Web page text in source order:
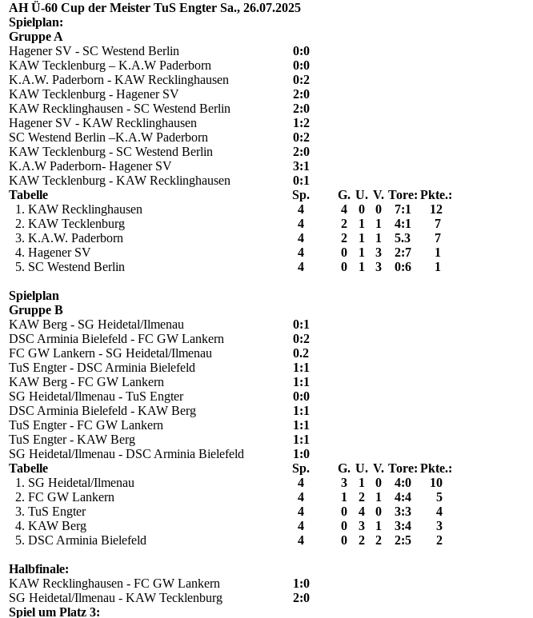
AH Ü-60 Cup der Meister TuS Engter Sa., 26.07.2025
Spielplan:
Gruppe A
Hagener SV - SC Westend Berlin
0:0
KAW Tecklenburg – K.A.W Paderborn
0:0
K.A.W. Paderborn - KAW Recklinghausen
0:2
KAW Tecklenburg - Hagener SV
2:0
KAW Recklinghausen - SC Westend Berlin
2:0
Hagener SV - KAW Recklinghausen
1:2
SC Westend Berlin –K.A.W Paderborn
0:2
KAW Tecklenburg - SC Westend Berlin
2:0
K.A.W Paderborn- Hagener SV
3:1
KAW Tecklenburg - KAW Recklinghausen
0:1
Tabelle
Sp. G. U. V. Tore: Pkte.:
1. KAW Recklinghausen
4 4 0 0 7:1
12
2. KAW Tecklenburg
4 2 1 1 4:1
7
3. K.A.W. Paderborn
4 2 1 1 5.3
7
4. Hagener SV
4 0 1 3 2:7
1
5. SC Westend Berlin
4 0 1 3 0:6 1
Spielplan
Gruppe B
KAW Berg - SG Heidetal/Ilmenau
0:1
DSC Arminia Bielefeld - FC GW Lankern
0:2
FC GW Lankern - SG Heidetal/Ilmenau
0.2
TuS Engter - DSC Arminia Bielefeld
1:1
KAW Berg - FC GW Lankern
1:1
SG Heidetal/Ilmenau - TuS Engter
0:0
DSC Arminia Bielefeld - KAW Berg
1:1
TuS Engter - FC GW Lankern
1:1
TuS Engter - KAW Berg
1:1
SG Heidetal/Ilmenau - DSC Arminia Bielefeld
1:0
Tabelle
Sp. G. U. V. Tore: Pkte.:
1. SG Heidetal/Ilmenau
4 3 1 0 4:0
10
2. FC GW Lankern
4 1 2 1 4:4
5
3. TuS Engter
4 0 4 0 3:3
4
4. KAW Berg
4 0 3 1 3:4
3
5. DSC Arminia Bielefeld
4 0 2 2 2:5 2
Halbfinale:
KAW Recklinghausen - FC GW Lankern
1:0
SG Heidetal/Ilmenau - KAW Tecklenburg
2:0
Spiel um Platz 3: